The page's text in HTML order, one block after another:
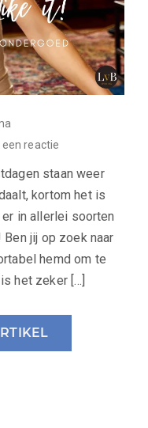
een reactie
staan weer
kortom het is
in allerlei soorten
jij op zoek naar
hemd om te
het zeker […]